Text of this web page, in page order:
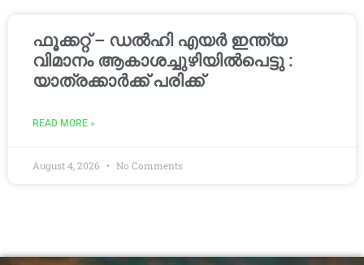
ഫൂക്കറ്റ് – ഡൽഹി എയര്‍ ഇന്ത്യ
വിമാനം ആകാശച്ചുഴിയില്‍പെട്ടു :
യാത്രക്കാര്‍ക്ക് പരിക്ക്
READ MORE »
August 4, 2026 No Comments